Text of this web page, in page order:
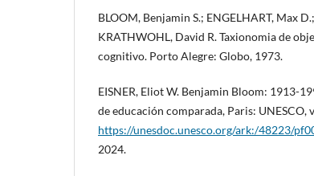
BLOOM, Benjamin S.; ENGELHART, Max
KRATHWOHL, David R. Taxionomia de
cognitivo. Porto Alegre: Globo, 1973.
EISNER, Eliot W. Benjamin Bloom: 1913-
de educación comparada, Paris: UNESCO,
https://unesdoc.unesco.org/ark:/48223/
2024.